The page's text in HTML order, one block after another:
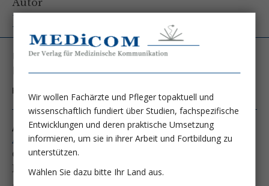
Dr. Marc Miran
Universitätsklinikum Marburg, Klinik für
Innere Medizin mit Schwerpunkt Nephrologie
Kontakt unter:
Autor von folgenden Artikeln:
Ausgabe 2/26
CKD und HFrEF:
Fantastic Four auch bei eGFR unter 30?
Wir wollen Fachärzte und Pfleger topaktuell und
wissenschaftlich fundiert über Studien, fachspezifische
Entwicklungen und deren praktische Umsetzung
informieren, um sie in ihrer Arbeit und Fortbildung zu
unterstützen.
Wählen Sie dazu bitte Ihr Land aus.